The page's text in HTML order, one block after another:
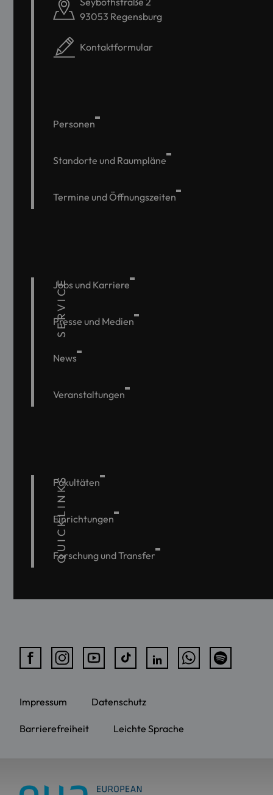
93053 Regensburg
Kontaktformular
Personen
Standorte und Raumpläne
Termine und Öffnungszeiten
SERVICE
Jobs und Karriere
Presse und Medien
News
Veranstaltungen
QUICKLINKS
Fakultäten
Einrichtungen
Forschung und Transfer
Impressum Datenschutz
Barrierefreiheit Leichte Sprache